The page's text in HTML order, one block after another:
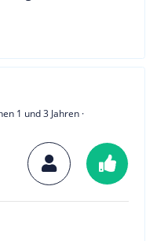
1 und 3 Jahren ·